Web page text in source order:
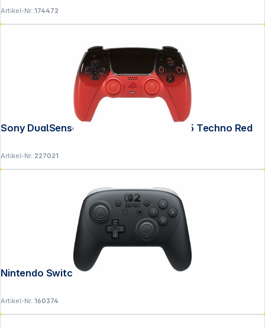
Artikel-Nr.:174472
Sony DualSense Wireless Controller PS5 Techno Red
Artikel-Nr.:227021
Nintendo Switch 2 Pro Controller
Artikel-Nr.:160374